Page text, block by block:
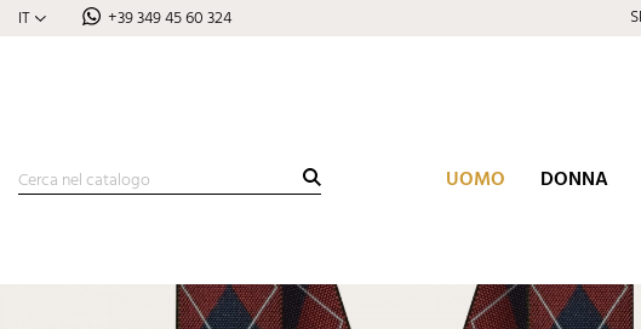
IT +39 349 45 60 324
UOMO DONNA